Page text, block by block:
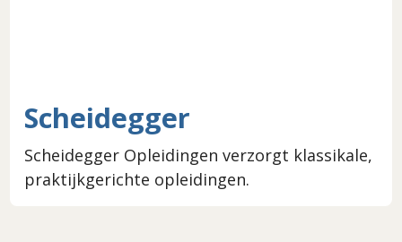
Scheidegger
Scheidegger Opleidingen verzorgt klassikale,
praktijkgerichte opleidingen.